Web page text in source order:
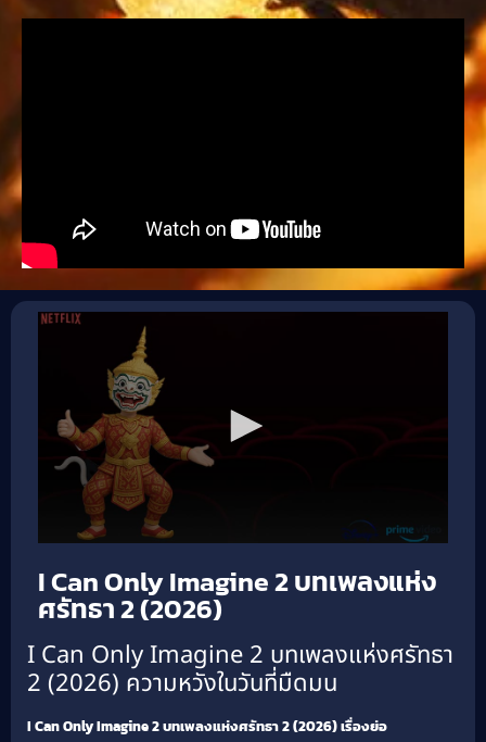
I Can Only Imagine 2 บทเพลงแห่ง
ศรัทธา 2 (2026)
I Can Only Imagine 2 บทเพลงแห่งศรัทธา
2 (2026) ความหวังในวันที่มืดมน
I Can Only Imagine 2 บทเพลงแห่งศรัทธา 2 (2026) เรื่องย่อ